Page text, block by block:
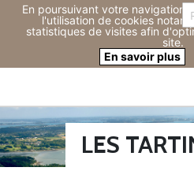
En poursuivant votre navigation
l'utilisation de cookies
statistiques de visites afin
site.
En savoir plus
LES